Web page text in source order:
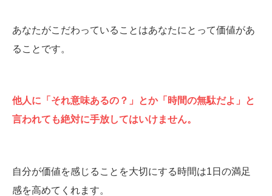
あなたがこだわっていることはあなたにとって価値があ
ることです。
他人に「それ意味あるの？」とか「時間の無駄だよ」と
言われても絶対に手放してはいけません。
自分が価値を感じることを大切にする時間は1日の満足
感を高めてくれます。